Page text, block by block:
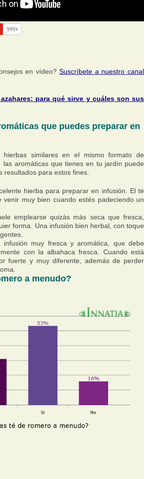
en vídeo?Suscríbete a nuestro canal
para qué sirve y cuáles son sus
que puedes preparar en
hierbas similares en el mismo formato de
las aromáticas que tienes en tu jardín puede
resultados para estos fines.
hierba para preparar en infusión. El té
venir muy bien cuando estés padeciendo un
emplearse quizás más seca que fresca,
forma. Una infusión bien herbal, con toque
infusión muy fresca y aromática, que debe
con la albahaca fresca. Cuando está
fuerte y muy diferente, además de perder
a menudo?